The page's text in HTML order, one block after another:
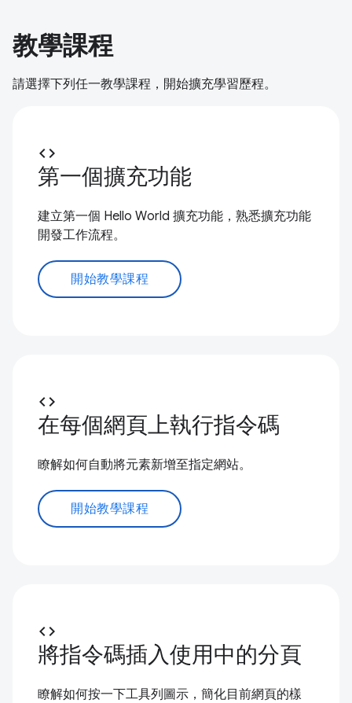
教學課程
請選擇下列任一教學課程，開始擴充學習歷程。
code
第一個擴充功能
建立第一個 Hello World 擴充功能，熟悉擴充功能
開發工作流程。
開始教學課程
code
在每個網頁上執行指令碼
瞭解如何自動將元素新增至指定網站。
開始教學課程
code
將指令碼插入使用中的分頁
瞭解如何按一下工具列圖示，簡化目前網頁的樣